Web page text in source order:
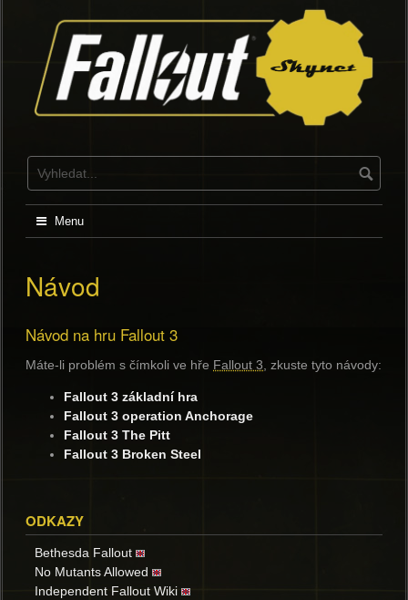
Menu
Návod
Návod na hru Fallout 3
Máte-li problém s čímkoli ve hře Fallout 3 , zkuste tyto návody:
Fallout 3 základní hra
Fallout 3 operation Anchorage
Fallout 3 The Pitt
Fallout 3 Broken Steel
ODKAZY
Bethesda Fallout
No Mutants Allowed
Independent Fallout Wiki